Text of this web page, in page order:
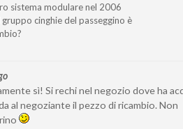
sistema modulare nel 2006
cinghie del passeggino è
sì! Si rechi nel negozio dove ha
al negoziante il pezzo di ricambio. Non